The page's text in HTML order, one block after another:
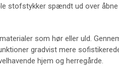
stofstykker spændt ud over
som hør eller uld.
gradvist mere
hjem og herregårde.